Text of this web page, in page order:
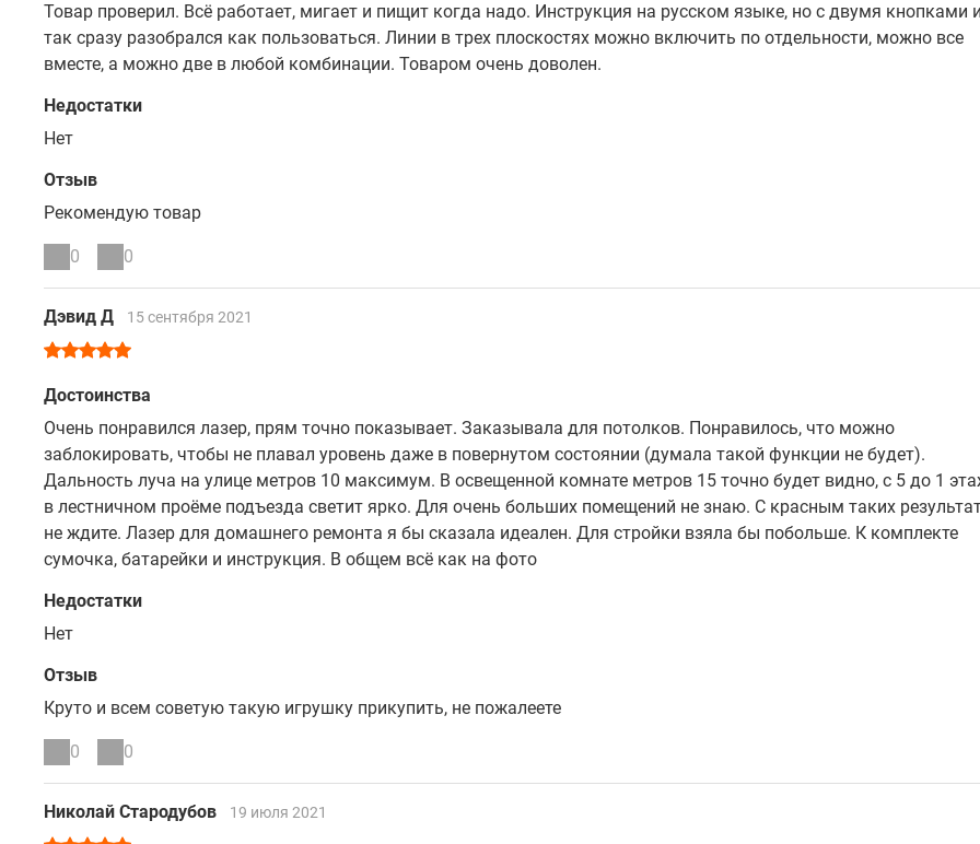
Товар проверил. Всё работает, мигает и пищит когда надо. Инструкция на русском языке, но с двумя кнопками и
так сразу разобрался как пользоваться. Линии в трех плоскостях можно включить по отдельности, можно все
вместе, а можно две в любой комбинации. Товаром очень доволен.
Недостатки
Нет
Отзыв
Рекомендую товар
0 0
Дэвид Д 15 сентября 2021
Достоинства
Очень понравился лазер, прям точно показывает. Заказывала для потолков. Понравилось, что можно
заблокировать, чтобы не плавал уровень даже в повернутом состоянии (думала такой функции не будет).
Дальность луча на улице метров 10 максимум. В освещенной комнате метров 15 точно будет видно, с 5 до 1
в лестничном проёме подъезда светит ярко. Для очень больших помещений не знаю. С красным таких
не ждите. Лазер для домашнего ремонта я бы сказала идеален. Для стройки взяла бы побольше. К комплекте
сумочка, батарейки и инструкция. В общем всё как на фото
Недостатки
Нет
Отзыв
Круто и всем советую такую игрушку прикупить, не пожалеете
0 0
Николай Стародубов 19 июля 2021